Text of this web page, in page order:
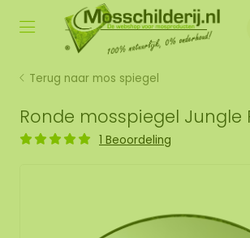
Terug naar mos spiegel
Ronde mosspiegel Jungle
1 Beoordeling